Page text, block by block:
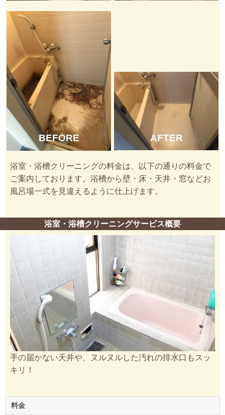
BEFORE AFTER
浴室・浴槽クリーニングの料金は、以下の通りの料金で
ご案内しております。浴槽から壁・床・天井・窓などお
風呂場一式を見違えるように仕上げます。
浴室・浴槽クリーニングサービス概要
手の届かない天井や、ヌルヌルした汚れの排水口もスッ
キリ！
料金